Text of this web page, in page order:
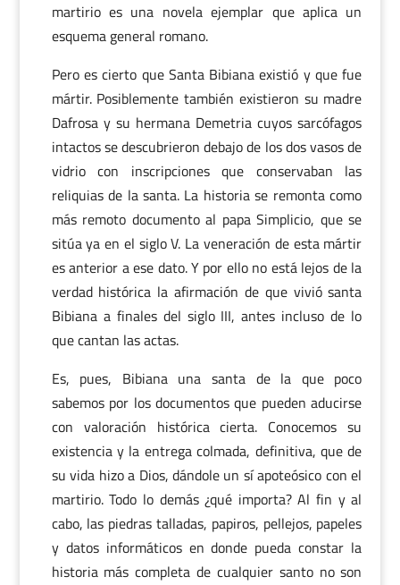
martirio es una novela ejemplar que aplica un
esquema general romano.
Pero es cierto que Santa Bibiana existió y que fue
mártir. Posiblemente también existieron su madre
Dafrosa y su hermana Demetria cuyos sarcófagos
intactos se descubrieron debajo de los dos vasos de
vidrio con inscripciones que conservaban las
reliquias de la santa. La historia se remonta como
más remoto documento al papa Simplicio, que se
sitúa ya en el siglo V. La veneración de esta mártir
es anterior a ese dato. Y por ello no está lejos de la
verdad histórica la afirmación de que vivió santa
Bibiana a finales del siglo III, antes incluso de lo
que cantan las actas.
Es, pues, Bibiana una santa de la que poco
sabemos por los documentos que pueden aducirse
con valoración histórica cierta. Conocemos su
existencia y la entrega colmada, definitiva, que de
su vida hizo a Dios, dándole un sí apoteósico con el
martirio. Todo lo demás ¿qué importa? Al fin y al
cabo, las piedras talladas, papiros, pellejos, papeles
y datos informáticos en donde pueda constar la
historia más completa de cualquier santo no son